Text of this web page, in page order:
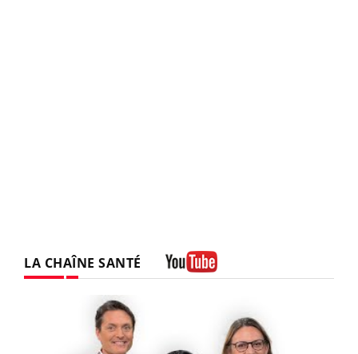
LA CHAÎNE SANTÉ